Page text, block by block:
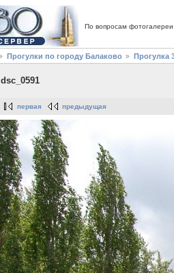
По вопросам
Прогулки по городу Балаково Прогулка
dsc_0591
первая предыдущая